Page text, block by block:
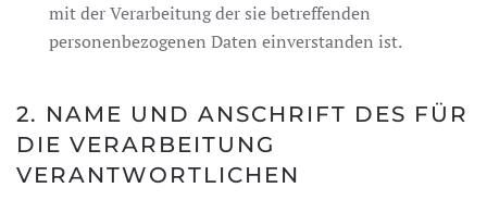
mit der Verarbeitung der sie betreffenden
personenbezogenen Daten einverstanden ist.
2. NAME UND ANSCHRIFT DES FÜR
DIE VERARBEITUNG
VERANTWORTLICHEN